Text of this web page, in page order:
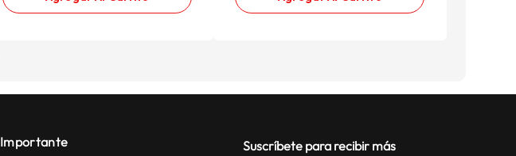
Importante
Suscríbete para recibir más